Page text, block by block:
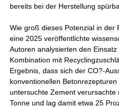
bereits bei der Herstellung
Wie groß dieses Potenzial in der
eine 2025 veröffentlichte
Autoren analysierten den
Kombination mit
Ergebnis, dass sich der CO?-
konventionellen
untersuchte Zement
Tonne und lag damit etwa 25